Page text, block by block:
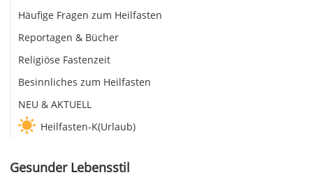
Häufige Fragen zum Heilfasten
Reportagen & Bücher
Religiöse Fastenzeit
Besinnliches zum Heilfasten
NEU & AKTUELL
Heilfasten-K(Urlaub)
Gesunder Lebensstil